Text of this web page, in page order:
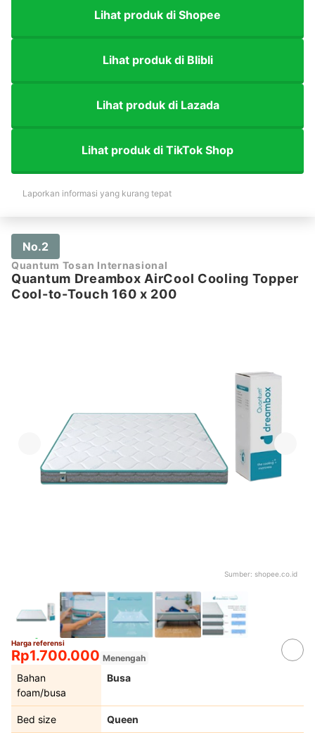
Lihat produk di Shopee
Lihat produk di Blibli
Lihat produk di Lazada
Lihat produk di TikTok Shop
Laporkan informasi yang kurang tepat
No.2
Quantum Tosan Internasional
Quantum Dreambox AirCool Cooling Topper
Cool-to-Touch 160 x 200
Sumber: shopee.co.id
Harga referensi
Rp1.700.000 Menengah
Bahan
foam/busa
Busa
Bed size Queen